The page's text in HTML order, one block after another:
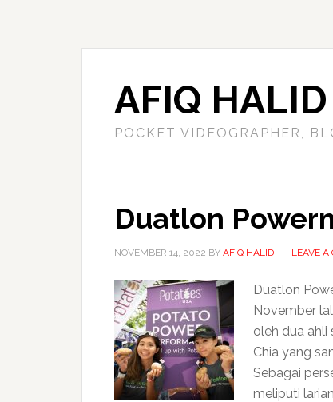
AFIQ HALID
POCKET VIDEOGRAPHER,
Duatlon
NOVEMBER 14, 2022 BY AFIQ HALID LEAVE A
Duatlon
November
oleh dua ahli
Chia yang
Sebagai
meliputi